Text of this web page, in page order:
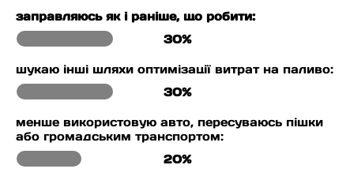
заправляюсь як і раніше, що робити:
30%
шукаю інші шляхи оптимізації витрат на паливо:
30%
менше використовую авто, пересуваюсь пішки
або громадським транспортом:
20%